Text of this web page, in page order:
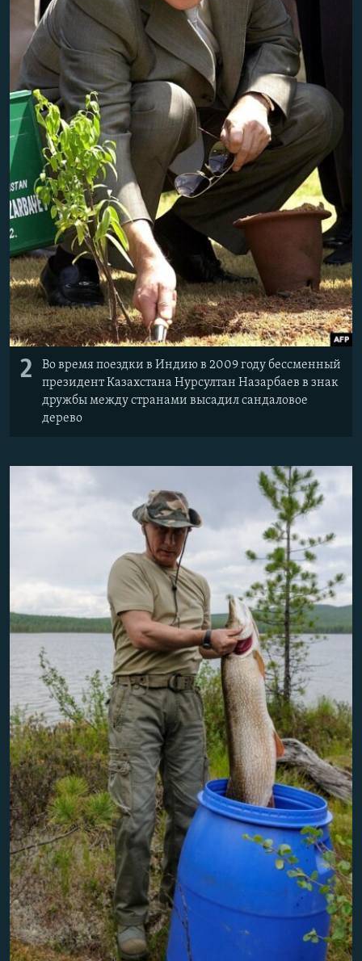
2
Во время поездки в Индию в 2009 году бессменный
президент Казахстана Нурсултан Назарбаев в знак
дружбы между странами высадил сандаловое
дерево